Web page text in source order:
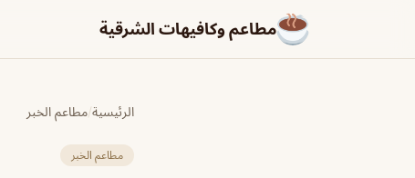
مطاعم وكافيهات الشرقية
الرئيسية/مطاعم الخبر
مطاعم الخبر